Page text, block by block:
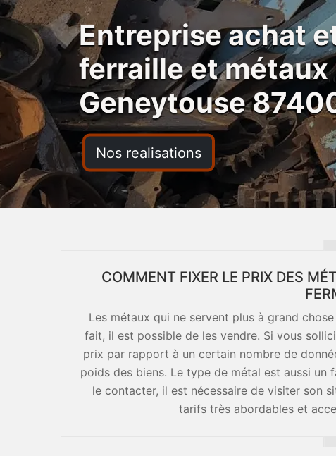
Entreprise achat
ferraille et métaux
Geneytouse
Nos realisations
COMMENT FIXER LE PRIX DES
Les métaux qui ne servent plus à grand
fait, il est possible de les vendre. Si vous
prix par rapport à un certain nombre de
poids des biens. Le type de métal est aussi
le contacter, il est nécessaire de visiter son
tarifs très abordables et